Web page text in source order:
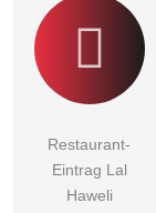
Restaurant-
Eintrag Lal
Haweli